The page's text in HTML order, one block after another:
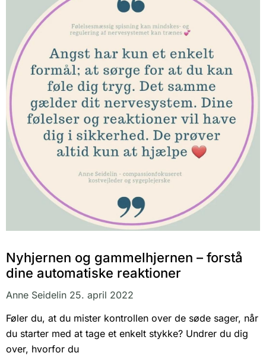
Nyhjernen og gammelhjernen – forstå
dine automatiske reaktioner
Anne Seidelin 25. april 2022
Føler du, at du mister kontrollen over de søde sager, når
du starter med at tage et enkelt stykke? Undrer du dig
over, hvorfor du